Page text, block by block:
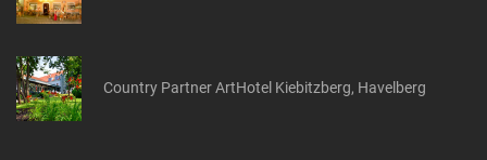
Country Partner ArtHotel Kiebitzberg, Havelberg